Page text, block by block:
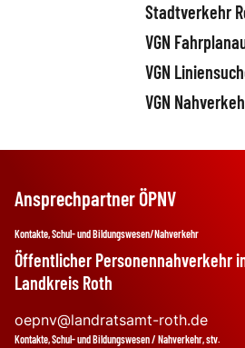
Stadtverkehr
VGN
VGN
VGN
Ansprechpartner ÖPNV
Kontakte, Schul- und Bildungswesen/Nahverkehr
Öffentlicher Personennahverkehr
Landkreis Roth
oepnv@landratsamt-roth.de
Kontakte, Schul- und Bildungswesen / Nahverkehr, stv.